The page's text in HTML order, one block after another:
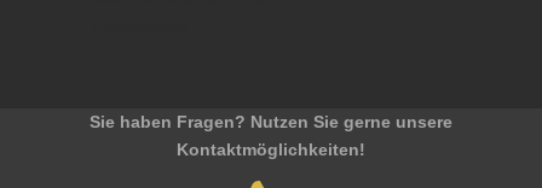
Sie haben Fragen? Nutzen Sie gerne unsere
Kontaktmöglichkeiten!